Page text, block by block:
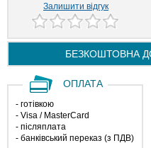
Залишити відгук
БЕЗКОШТОВНА
ОПЛАТА
- готівкою
- Visa / MasterCard
- післяплата
- банківський переказ (з ПДВ)